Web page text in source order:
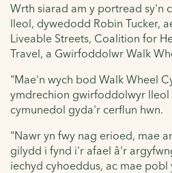
Wrth siarad am y portread sy'n
lleol, dywedodd Robin Tucker,
Liveable Streets, Coalition for
Travel, a Gwirfoddolwr Walk
"Mae'n wych bod Walk Wheel
ymdrechion gwirfoddolwyr
cymunedol gyda'r cerflun hwn.
"Nawr yn fwy nag erioed, mae
gilydd i fynd i'r afael â'r
iechyd cyhoeddus, ac mae